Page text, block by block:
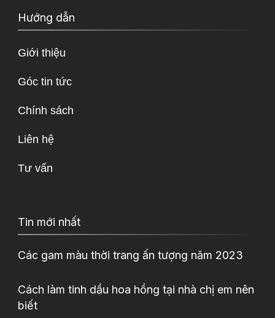
Hướng dẫn
Giới thiệu
Góc tin tức
Chính sách
Liên hệ
Tư vấn
Tin mới nhất
Các gam màu thời trang ấn tượng năm 2023
Cách làm tinh dầu hoa hồng tại nhà chị em nên
biết